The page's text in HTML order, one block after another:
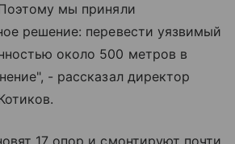
мы приняли
решение: перевести уязвимый
около 500 метров в
- рассказал директор